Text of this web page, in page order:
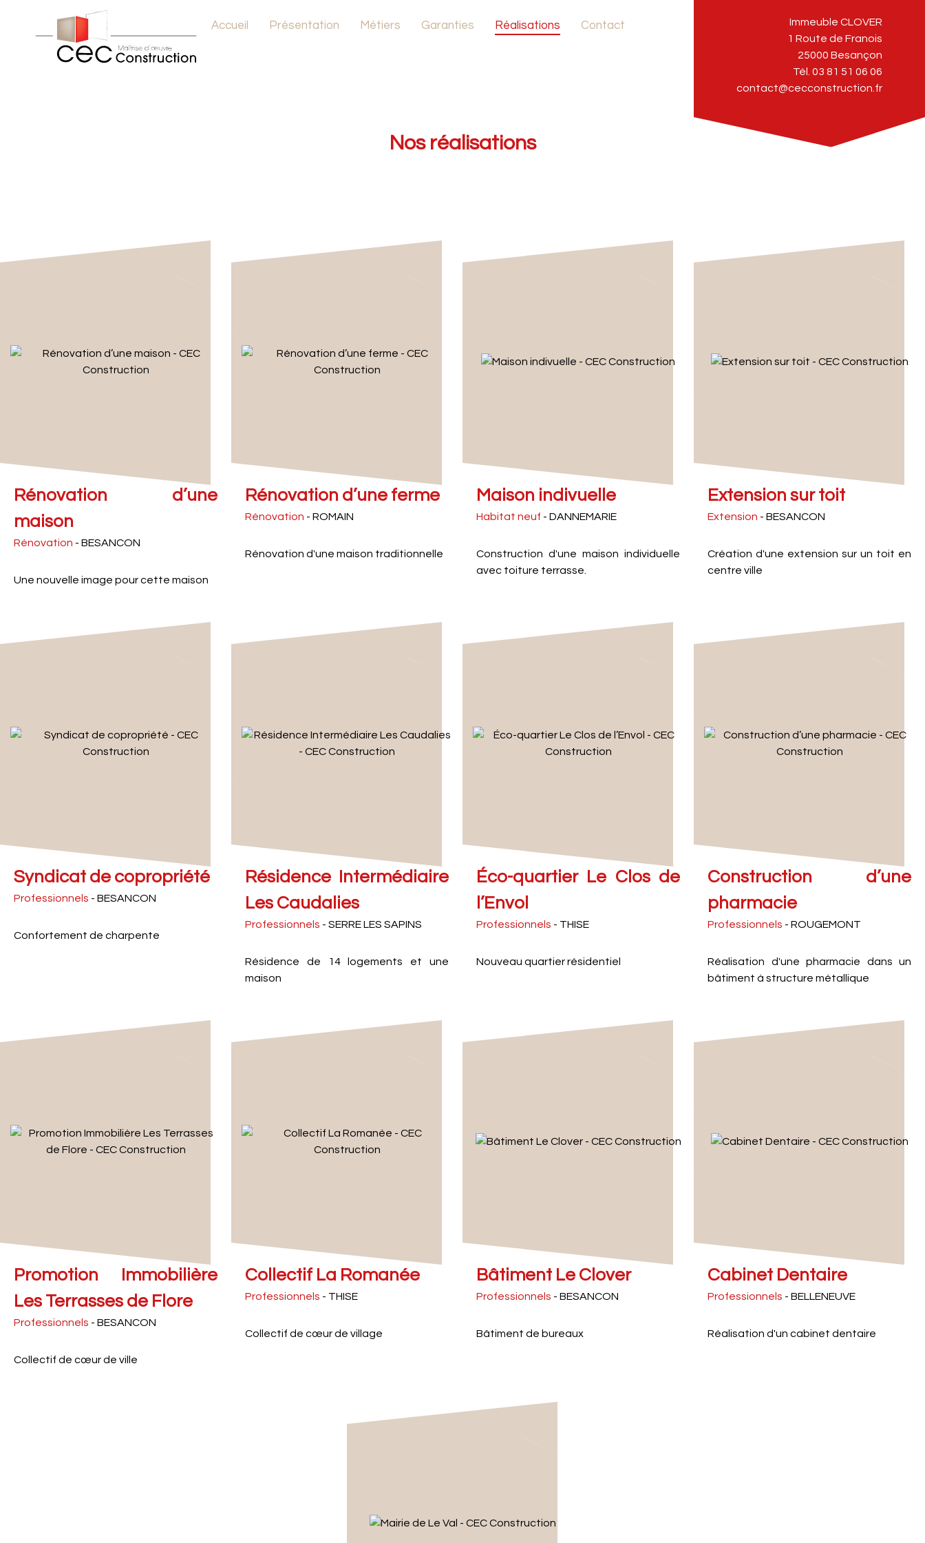
Accueil Présentation Métiers Garanties Réalisations Contact
Immeuble CLOVER
1 Route de Franois
25000 Besançon
Tél. 03 81 51 06 06
contact@cecconstruction.fr
Nos réalisations
Rénovation d’une
maison
Rénovation - BESANCON
Une nouvelle image pour cette maison
Rénovation d’une ferme
Rénovation - ROMAIN
Rénovation d'une maison traditionnelle
Maison indivuelle
Habitat neuf - DANNEMARIE
Construction d'une maison individuelle
avec toiture terrasse.
Extension sur toit
Extension - BESANCON
Création d'une extension sur un toit en
centre ville
Syndicat de copropriété
Professionnels - BESANCON
Confortement de charpente
Résidence Intermédiaire
Les Caudalies
Professionnels - SERRE LES SAPINS
Résidence de 14 logements et une
maison
Éco-quartier Le Clos de
l’Envol
Professionnels - THISE
Nouveau quartier résidentiel
Construction d’une
pharmacie
Professionnels - ROUGEMONT
Réalisation d'une pharmacie dans un
bâtiment à structure métallique
Promotion Immobilière
Les Terrasses de Flore
Professionnels - BESANCON
Collectif de cœur de ville
Collectif La Romanée
Professionnels - THISE
Collectif de cœur de village
Bâtiment Le Clover
Professionnels - BESANCON
Bâtiment de bureaux
Cabinet Dentaire
Professionnels - BELLENEUVE
Réalisation d'un cabinet dentaire